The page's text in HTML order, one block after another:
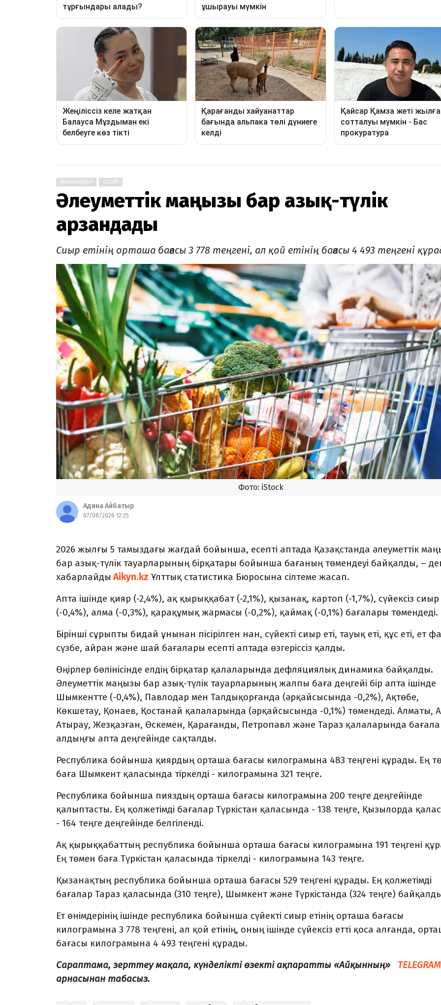
ЖАҢАЛЫҚТАР СПОРТ
Әлеуметтік маңызы бар азық-түлік
арзандады
Сиыр етінің орташа бағасы 3 778 теңгені, ал қой етінің бағасы 4 493 теңгені
Фото: iStock
Адина Айбатыр
07/08/2026 12:25
2026 жылғы 5 тамыздағы жағдай бойынша, есепті аптада Қазақстанда әлеуметтік
бар азық-түлік тауарларының бірқатары бойынша бағаның төмендеуі байқалды, –
хабарлайды Aikyn.kz Ұлттық статистика Бюросына сілтеме жасап.
Апта ішінде қияр (-2,4%), ақ қырыққабат (-2,1%), қызанақ, картоп (-1,7%), сүйексіз сиыр
(-0,4%), алма (-0,3%), қарақұмық жармасы (-0,2%), қаймақ (-0,1%) бағалары төмендеді.
Бірінші сұрыпты бидай ұнынан пісірілген нан, сүйекті сиыр еті, тауық еті, құс еті, ет
сүзбе, айран және шай бағалары есепті аптада өзгеріссіз қалды.
Өңірлер бөлінісінде елдің бірқатар қалаларында дефляциялық динамика байқалды.
Әлеуметтік маңызы бар азық-түлік тауарларының жалпы баға деңгейі бір апта ішінде
Шымкентте (-0,4%), Павлодар мен Талдықорғанда (әрқайсысында -0,2%), Ақтөбе,
Көкшетау, Қонаев, Қостанай қалаларында (әрқайсысында -0,1%) төмендеді. Алматы,
Атырау, Жезқазған, Өскемен, Қарағанды, Петропавл және Тараз қалаларында
алдыңғы апта деңгейінде сақталды.
Республика бойынша қиярдың орташа бағасы килограмына 483 теңгені құрады. Ең
баға Шымкент қаласында тіркелді - килограмына 321 теңге.
Республика бойынша пияздың орташа бағасы килограмына 200 теңге деңгейінде
қалыптасты. Ең қолжетімді бағалар Түркістан қаласында - 138 теңге, Қызылорда
- 164 теңге деңгейінде белгіленді.
Ақ қырыққабаттың республика бойынша орташа бағасы килограмына 191 теңгені
Ең төмен баға Түркістан қаласында тіркелді - килограмына 143 теңге.
Қызанақтың республика бойынша орташа бағасы 529 теңгені құрады. Ең қолжетімді
бағалар Тараз қаласында (310 теңге), Шымкент және Түркістанда (324 теңге)
Ет өнімдерінің ішінде республика бойынша сүйекті сиыр етінің орташа бағасы
килограмына 3 778 теңгені, ал қой етінің, оның ішінде сүйексіз етті қоса алғанда,
бағасы килограмына 4 493 теңгені құрады.
Сараптама, зерттеу мақала, күнделікті өзекті ақпаратты «Айқынның»
TELEGRAM
арнасынан табасыз.